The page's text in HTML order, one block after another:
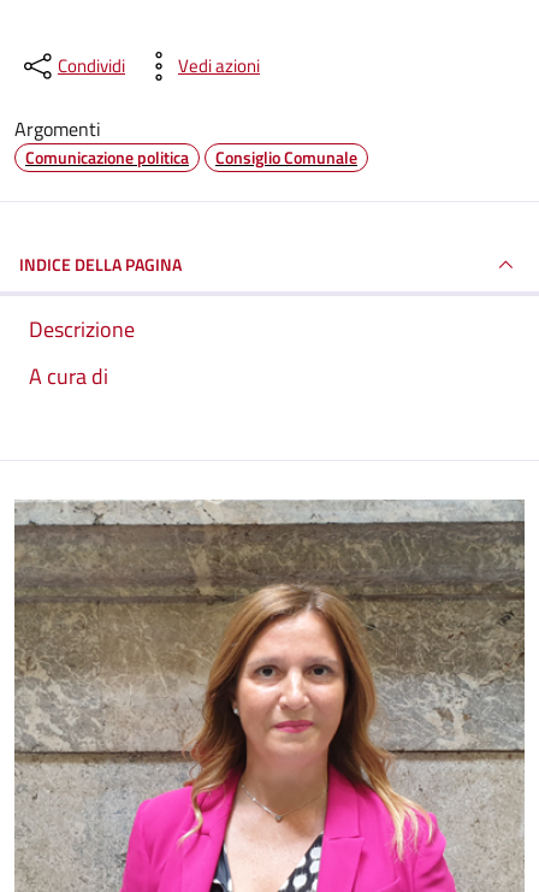
Condividi Vedi azioni
Argomenti
Comunicazione politica Consiglio Comunale
INDICE DELLA PAGINA
Descrizione
A cura di